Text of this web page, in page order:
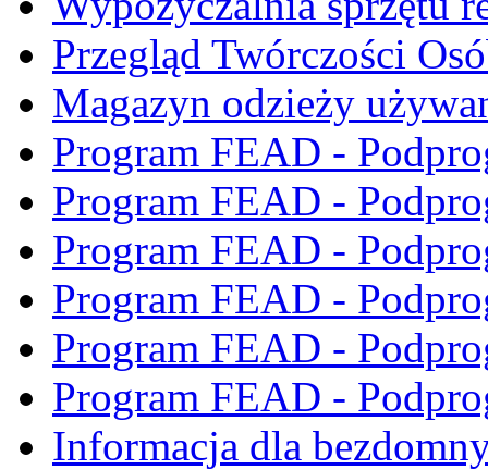
Przegląd Twórczości
Magazyn odzieży
Program FEAD -
Program FEAD -
Program FEAD -
Program FEAD -
Program FEAD -
Program FEAD -
Informacja dla